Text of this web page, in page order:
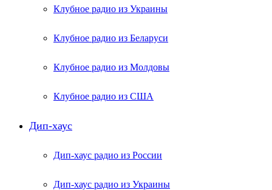
Клубное радио из Украины
Клубное радио из Беларуси
Клубное радио из Молдовы
Клубное радио из США
Дип-хаус
Дип-хаус радио из России
Дип-хаус радио из Украины